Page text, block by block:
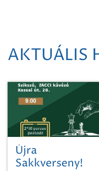
AKTUÁLIS
Újra
Sakkverseny!